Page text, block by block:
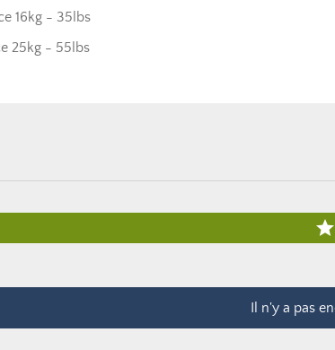
16kg - 35lbs
25kg - 55lbs

Il n'y a pas